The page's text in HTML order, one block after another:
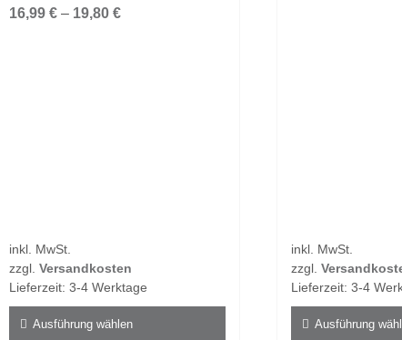
16,99 € – 19,80 €
inkl. MwSt.
zzgl. Versandkosten
Lieferzeit: 3-4 Werktage
Ausführung wählen
inkl. MwSt.
zzgl.
Lieferzeit: 3-4
Ausführung